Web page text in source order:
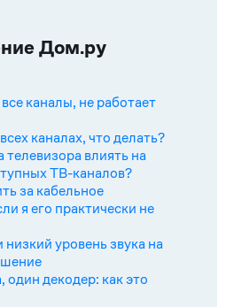
Дом.ру
каналы, не работает
каналах, что делать?
влиять на
ТВ-каналов?
за кабельное
я его практически не
низкий уровень звука на
один декодер: как это